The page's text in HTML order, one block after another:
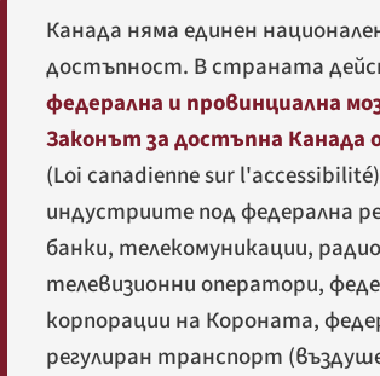
Канада няма единен
достъпност. В страната
федерална и провинциална
Законът за достъпна Канада
(Loi canadienne sur l'accessibilité
индустриите под федерална
банки, телекомуникации,
телевизионни оператори,
корпорации на Короната,
регулиран транспорт